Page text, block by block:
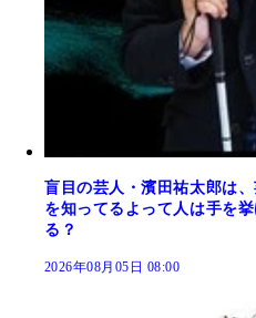
盲目の芸人・濱田祐太郎は
を知ってるよって人は手を
る？
2026年08月05日 08:00